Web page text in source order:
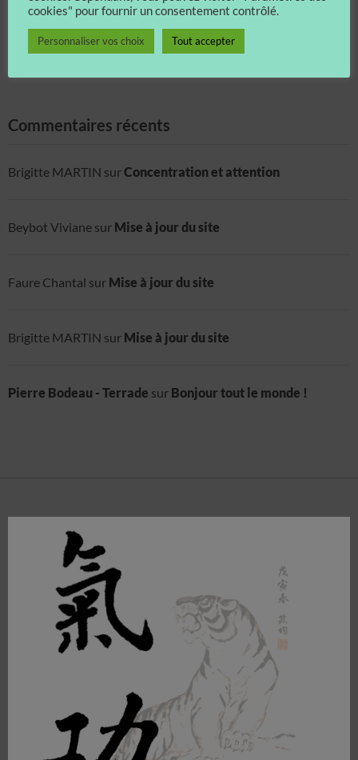
Concentration et attention
Enseignants Qi Gong ShenDao
Protégé : Sacrum – hanches – pieds – ventre
Protégé : Repère de pratique : les membres inférieurs
Commentaires récents
Brigitte MARTIN surConcentration et attention
Beybot Viviane sur Mise à jour du site
Faure Chantal sur Mise à jour du site
Brigitte MARTIN sur Mise à jour du site
Pierre Bodeau - Terrade sur Bonjour tout le monde !
cookies" pour fournir un consentement contrôlé.
Personnaliser vos choix Tout accepter